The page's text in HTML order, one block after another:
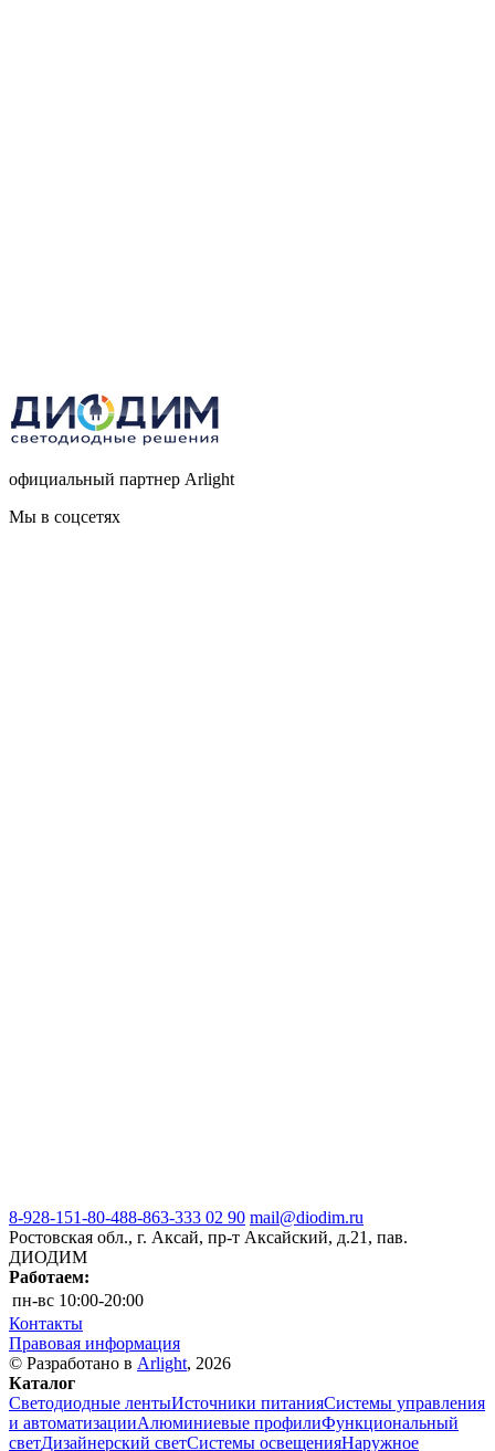
официальный партнер Arlight
Мы в соцсетях
8-928-151-80-488-863-333 02 90 mail@diodim.ru
Ростовская обл., г. Аксай, пр-т Аксайский, д.21, пав.
ДИОДИМ
Работаем:
пн-вс 10:00-20:00
Контакты
Правовая информация
© Разработано в Arlight, 2026
Каталог
Светодиодные лентыИсточники питанияСистемы управления
и автоматизацииАлюминиевые профилиФункциональный
светДизайнерский светСистемы освещенияНаружное